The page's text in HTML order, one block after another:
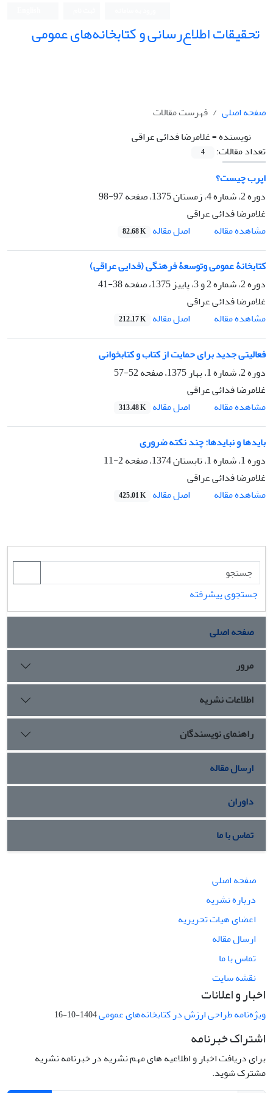
تحقیقات اطلاع‌رسانی و کتابخانه‌های عمومی
صفحه اصلی
فهرست مقالات
نویسنده =غلامرضا فدائی عراقی
تعداد مقالات:
4
اپرب چیست؟
دوره 2، شماره 4، زمستان 1375، صفحه
97-98
غلامرضا فدائی عراقی
مشاهده مقاله
اصل مقاله 82.68 K
کتابخانۀ عمومی وتوسعۀ فرهنگی (فدایی عراقی)
دوره 2، شماره 2 و 3، پاییز 1375، صفحه
38-41
غلامرضا فدائی عراقی
مشاهده مقاله
اصل مقاله 212.17 K
فعالیتی جدید برای حمایت از کتاب و کتابخوانی
دوره 2، شماره 1، بهار 1375، صفحه
52-57
غلامرضا فدائی عراقی
مشاهده مقاله
اصل مقاله 313.48 K
بایدها و نبایدها: چند نکته ضروری
دوره 1، شماره 1، تابستان 1374، صفحه
2-11
غلامرضا فدائی عراقی
مشاهده مقاله
اصل مقاله 425.01 K
جستجوی پیشرفته
صفحه اصلی
مرور
اطلاعات نشریه
راهنمای نویسندگان
ارسال مقاله
داوران
تماس با ما
صفحه اصلی
درباره نشریه
اعضای هیات تحریریه
ارسال مقاله
تماس با ما
نقشه سایت
اخبار و اعلانات
ویژه‌نامه طراحی ارزش در کتابخانه‌های عمومی1404-10-16
اشتراک خبرنامه
برای دریافت اخبار و اطلاعیه های مهم نشریه در خبرنامه نشریه
مشترک شوید.